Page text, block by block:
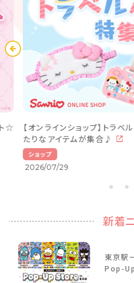
☆
【オンラインショップ】トラ
たりなアイテムが集合♪
ショップ
2026/07/29
新着
東京駅
Pop-Up